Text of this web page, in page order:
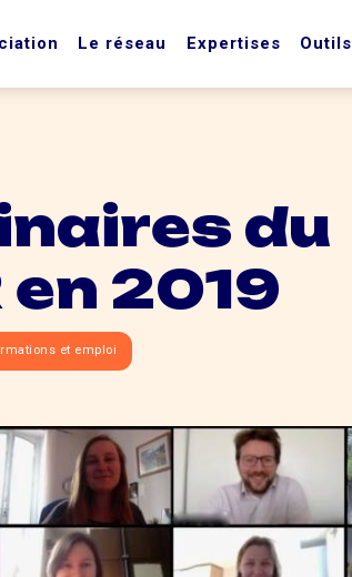
Le réseau Expertises Outils
du
en 2019
et emploi